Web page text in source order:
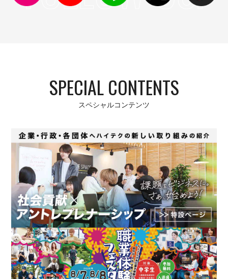
SPECIAL CONTENTS
スペシャルコンテンツ